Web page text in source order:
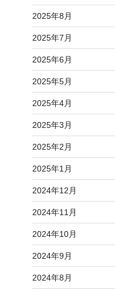
2025年8月
2025年7月
2025年6月
2025年5月
2025年4月
2025年3月
2025年2月
2025年1月
2024年12月
2024年11月
2024年10月
2024年9月
2024年8月